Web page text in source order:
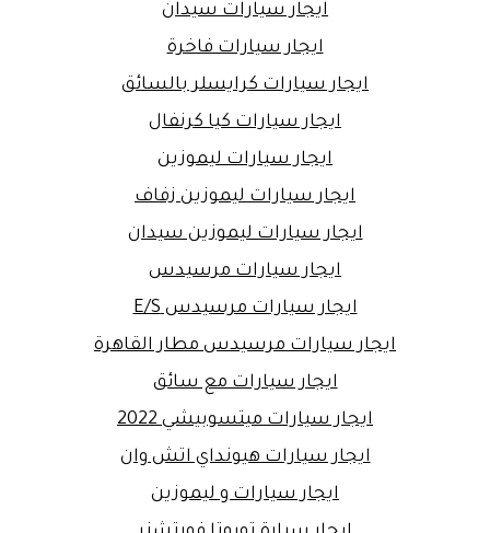
ايجار سيارات سيدان
ايجار سيارات فاخرة
ايجار سيارات كرايسلر بالسائق
ايجار سيارات كيا كرنفال
ايجار سيارات ليموزين
ايجار سيارات ليموزين زفاف
ايجار سيارات ليموزين سيدان
ايجار سيارات مرسيدس
ايجار سيارات مرسيدس E/S
ايجار سيارات مرسيدس مطار القاهرة
ايجار سيارات مع سائق
ايجار سيارات ميتسوبيشي 2022
ايجار سيارات هيونداي اتش وان
ايجار سيارات و ليموزين